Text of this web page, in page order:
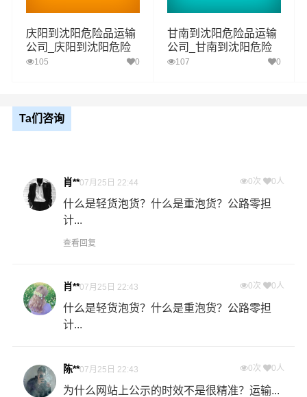
一项:氧化性物质
二项：有机过氧化物
二项：感染性物质
九类： 杂项危险物质和物品，包含危害环境物质（汽车电
池）危险废物（化工废物、医疗废物）
1、张掖到沈阳危险品运输公司拥有危险品运输相关资质，
证件齐全。
3、专业从事危险品运输十年以上经验，为客户解决危险品
庆阳到沈阳危险品运输
公司_庆阳到沈阳危险
品物流货运专线
105 0
甘南到沈阳危险品运输
公司_甘南到沈阳危险
品物流货运专线
107 0
Ta们咨询
肖**07月25日 22:44 0次 0人
什么是轻货泡货？什么是重泡货？公路零担
计...
查看回复
肖**07月25日 22:43 0次 0人
什么是轻货泡货？什么是重泡货？公路零担
计...
陈**07月25日 22:43 0次 0人
为什么网站上公示的时效不是很精准？运输...